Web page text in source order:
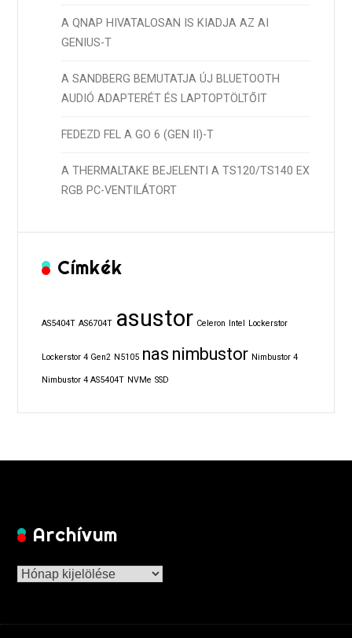
A QNAP HIVATALOSAN IS KIADJA AZ AI
GENIUS-T
A SANDBERG BEMUTATJA ÚJ BLUETOOTH
AUDIÓ ADAPTERÉT ÉS LAPTOPTÖLTŐIT
FEDEZD FEL A GO 6 (GEN II)-T
A THERMALTAKE BEJELENTI A TS120/TS140 EX
RGB PC-VENTILÁTORT
Címkék
AS5404T AS6704T asustor Celeron Intel Lockerstor
Lockerstor 4 Gen2 N5105 nas nimbustor Nimbustor 4
Nimbustor 4 AS5404T NVMe SSD
Archívum
Archívum